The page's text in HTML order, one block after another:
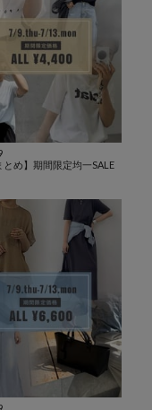
とめ】期間限定均一SALE